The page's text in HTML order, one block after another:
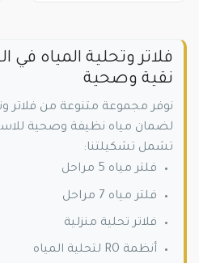
فلاتر وتحلية المياه في
نقية وصحية
نوفر مجموعة متنوعة من فلاتر
لضمان مياه نظيفة وصحية
تشمل تشكيلتنا:
فلتر مياه 5 مراحل
فلتر مياه 7 مراحل
فلاتر تحلية منزلية
أنظمة RO لتحلية المياه